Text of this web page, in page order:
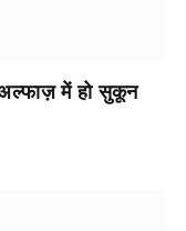
में हो सुकून